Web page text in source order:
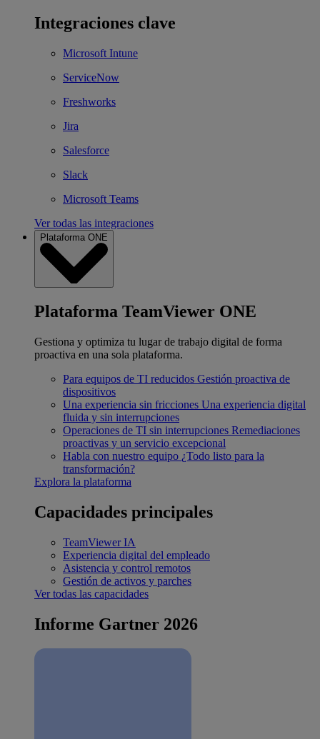
Integraciones clave
Microsoft Intune
ServiceNow
Freshworks
Jira
Salesforce
Slack
Microsoft Teams
Ver todas las integraciones
Plataforma ONE
Plataforma TeamViewer ONE
Gestiona y optimiza tu lugar de trabajo digital de forma
proactiva en una sola plataforma.
Para equipos de TI reducidos Gestión proactiva de
dispositivos
Una experiencia sin fricciones Una experiencia digital
fluida y sin interrupciones
Operaciones de TI sin interrupciones Remediaciones
proactivas y un servicio excepcional
Habla con nuestro equipo ¿Todo listo para la
transformación?
Explora la plataforma
Capacidades principales
TeamViewer IA
Experiencia digital del empleado
Asistencia y control remotos
Gestión de activos y parches
Ver todas las capacidades
Informe Gartner 2026